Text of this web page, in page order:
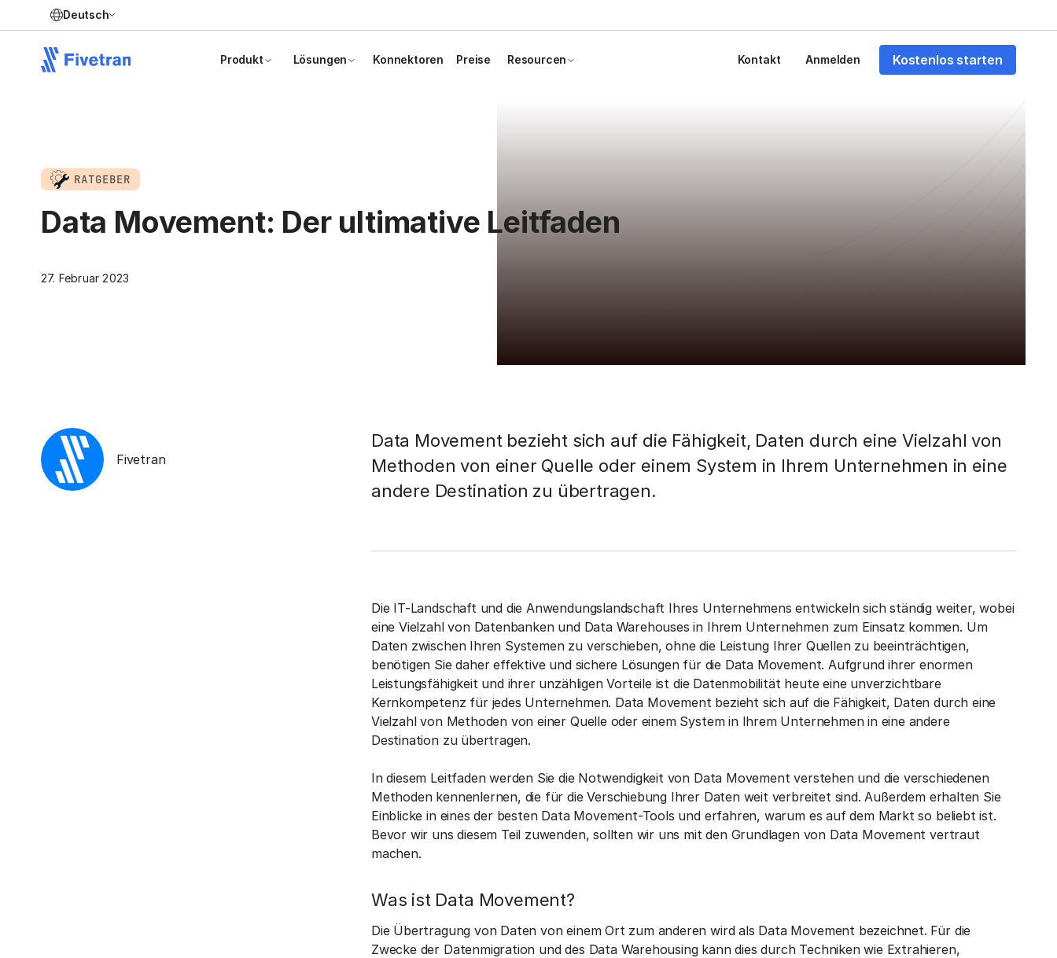
Deutsch
Produkt Lösungen Konnektoren Preise Resourcen Kontakt Anmelden Kostenlos starten
RATGEBER
Data Movement: Der ultimative Leitfaden
27. Februar 2023
Fivetran
Data Movement bezieht sich auf die Fähigkeit, Daten durch eine Vielzahl von
Methoden von einer Quelle oder einem System in Ihrem Unternehmen in eine
andere Destination zu übertragen.
Die IT-Landschaft und die Anwendungslandschaft Ihres Unternehmens entwickeln sich ständig weiter, wobei
eine Vielzahl von Datenbanken und Data Warehouses in Ihrem Unternehmen zum Einsatz kommen. Um
Daten zwischen Ihren Systemen zu verschieben, ohne die Leistung Ihrer Quellen zu beeinträchtigen,
benötigen Sie daher effektive und sichere Lösungen für die Data Movement. Aufgrund ihrer enormen
Leistungsfähigkeit und ihrer unzähligen Vorteile ist die Datenmobilität heute eine unverzichtbare
Kernkompetenz für jedes Unternehmen. Data Movement bezieht sich auf die Fähigkeit, Daten durch eine
Vielzahl von Methoden von einer Quelle oder einem System in Ihrem Unternehmen in eine andere
Destination zu übertragen.
In diesem Leitfaden werden Sie die Notwendigkeit von Data Movement verstehen und die verschiedenen
Methoden kennenlernen, die für die Verschiebung Ihrer Daten weit verbreitet sind. Außerdem erhalten Sie
Einblicke in eines der besten Data Movement-Tools und erfahren, warum es auf dem Markt so beliebt ist.
Bevor wir uns diesem Teil zuwenden, sollten wir uns mit den Grundlagen von Data Movement vertraut
machen.
Was ist Data Movement?
Die Übertragung von Daten von einem Ort zum anderen wird als Data Movement bezeichnet. Für die
Zwecke der Datenmigration und des Data Warehousing kann dies durch Techniken wie Extrahieren,